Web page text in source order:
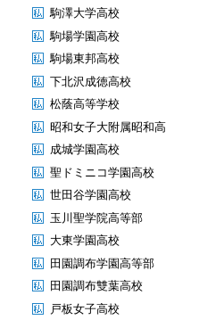
駒澤大学高校
駒場学園高校
駒場東邦高校
下北沢成徳高校
松蔭高等学校
昭和女子大附属昭和高
成城学園高校
聖ドミニコ学園高校
世田谷学園高校
玉川聖学院高等部
大東学園高校
田園調布学園高等部
田園調布雙葉高校
戸板女子高校